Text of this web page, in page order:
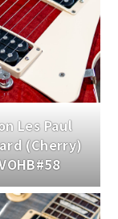
Les Paul
(Cherry)